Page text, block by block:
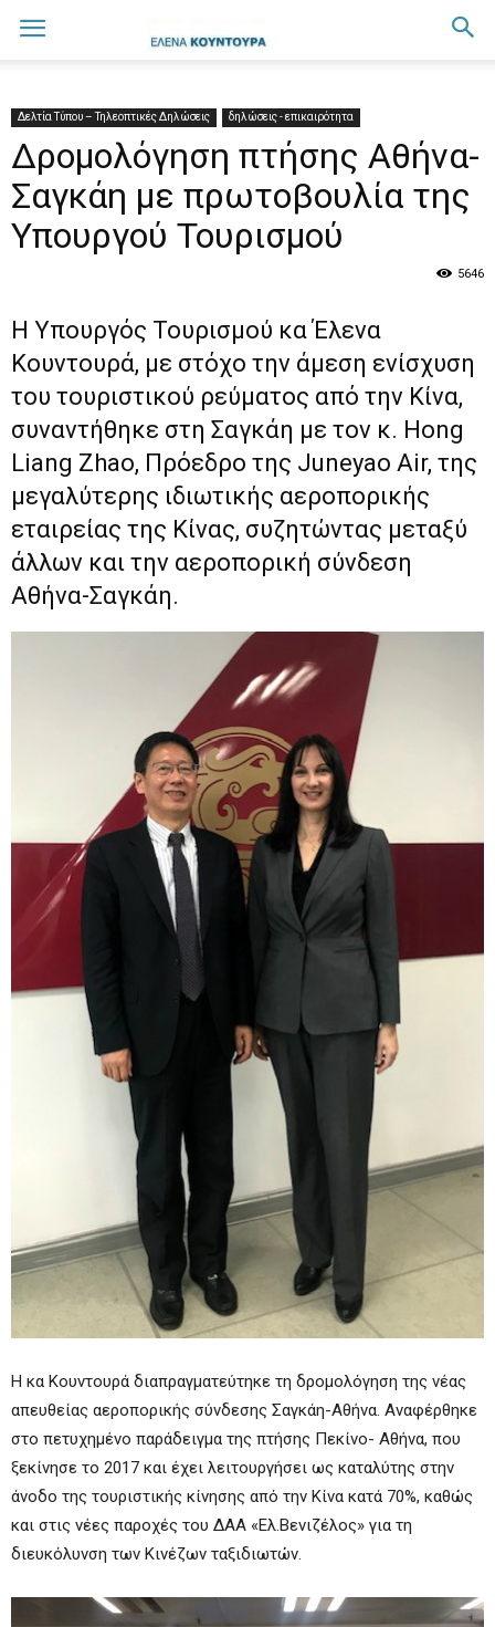
Δελτία Τύπου – Τηλεοπτικές Δηλώσεις δηλώσεις - επικαιρότητα
Δρομολόγηση πτήσης Αθήνα-
Σαγκάη με πρωτοβουλία της
Υπουργού Τουρισμού
5646
Η Υπουργός Τουρισμού κα Έλενα
Κουντουρά, με στόχο την άμεση ενίσχυση
του τουριστικού ρεύματος από την Κίνα,
συναντήθηκε στη Σαγκάη με τον κ. Hong
Liang Zhao, Πρόεδρο της Juneyao Air, της
μεγαλύτερης ιδιωτικής αεροπορικής
εταιρείας της Κίνας, συζητώντας μεταξύ
άλλων και την αεροπορική σύνδεση
Αθήνα-Σαγκάη.
Η κα Κουντουρά διαπραγματεύτηκε τη δρομολόγηση της νέας
απευθείας αεροπορικής σύνδεσης Σαγκάη-Αθήνα. Αναφέρθηκε
στο πετυχημένο παράδειγμα της πτήσης Πεκίνο- Αθήνα, που
ξεκίνησε το 2017 και έχει λειτουργήσει ως καταλύτης στην
άνοδο της τουριστικής κίνησης από την Κίνα κατά 70%, καθώς
και στις νέες παροχές του ΔΑΑ «Ελ.Βενιζέλος» για τη
διευκόλυνση των Κινέζων ταξιδιωτών.